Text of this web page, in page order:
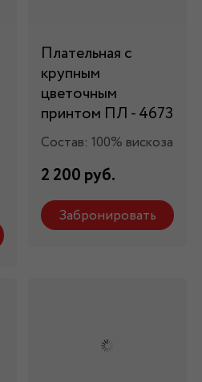
Плательная с
крупным
цветочным
принтом ПЛ - 4673
Состав: 100% вискоза
2 200 руб.
Забронировать